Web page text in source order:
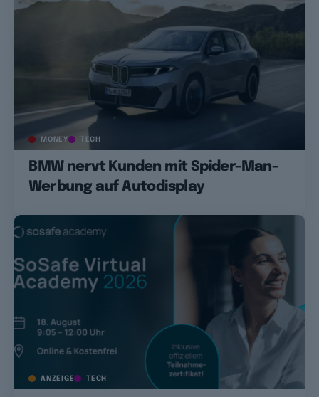
MONEY TECH
BMW nervt Kunden mit Spider-Man-
Werbung auf Autodisplay
ANZEIGE TECH